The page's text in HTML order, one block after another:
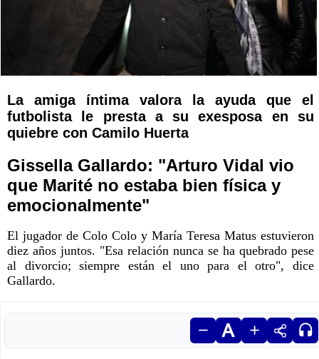
La amiga íntima valora la ayuda que el
futbolista le presta a su exesposa en su
quiebre con Camilo Huerta
Gissella Gallardo: "Arturo Vidal vio
que Marité no estaba bien física y
emocionalmente"
El jugador de Colo Colo y María Teresa Matus estuvieron
diez años juntos. "Esa relación nunca se ha quebrado pese
al divorcio; siempre están el uno para el otro", dice
Gallardo.